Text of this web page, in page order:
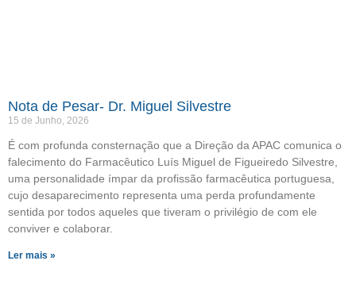
Nota de Pesar- Dr. Miguel Silvestre
15 de Junho, 2026
É com profunda consternação que a Direção da APAC comunica o
falecimento do Farmacêutico Luís Miguel de Figueiredo Silvestre,
uma personalidade ímpar da profissão farmacêutica portuguesa,
cujo desaparecimento representa uma perda profundamente
sentida por todos aqueles que tiveram o privilégio de com ele
conviver e colaborar.
Ler mais »